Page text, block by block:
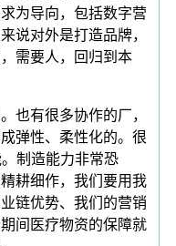
为导向，包括数字营
说对外是打造品牌，
需要人，回归到本
有很多协作的厂，
弹性、柔性化的。很
制造能力非常恐
耕细作，我们要用我
链优势、我们的营销
间医疗物资的保障就